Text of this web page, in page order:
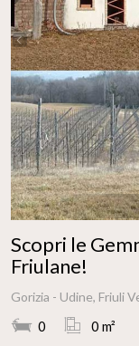
Scopri le
Friulane!
Gorizia - Udine, Friuli
0 0 m²